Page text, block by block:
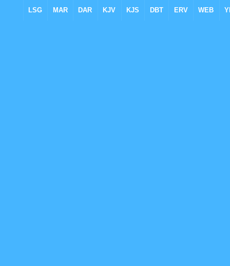
LSG MAR DAR KJV KJS DBT ERV WEB